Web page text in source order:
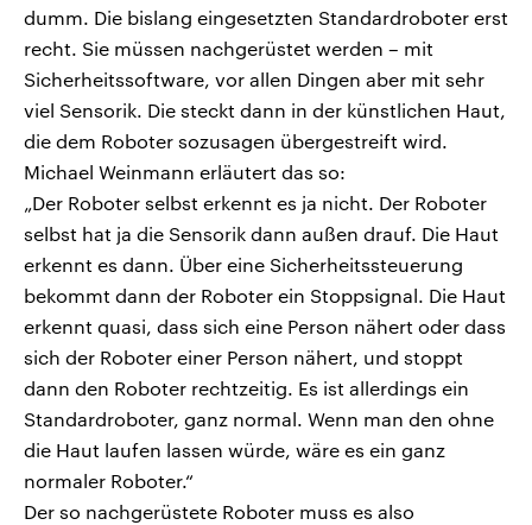
dumm. Die bislang eingesetzten Standardroboter erst
recht. Sie müssen nachgerüstet werden – mit
Sicherheitssoftware, vor allen Dingen aber mit sehr
viel Sensorik. Die steckt dann in der künstlichen Haut,
die dem Roboter sozusagen übergestreift wird.
Michael Weinmann erläutert das so:
„Der Roboter selbst erkennt es ja nicht. Der Roboter
selbst hat ja die Sensorik dann außen drauf. Die Haut
erkennt es dann. Über eine Sicherheitssteuerung
bekommt dann der Roboter ein Stoppsignal. Die Haut
erkennt quasi, dass sich eine Person nähert oder dass
sich der Roboter einer Person nähert, und stoppt
dann den Roboter rechtzeitig. Es ist allerdings ein
Standardroboter, ganz normal. Wenn man den ohne
die Haut laufen lassen würde, wäre es ein ganz
normaler Roboter.“
Der so nachgerüstete Roboter muss es also